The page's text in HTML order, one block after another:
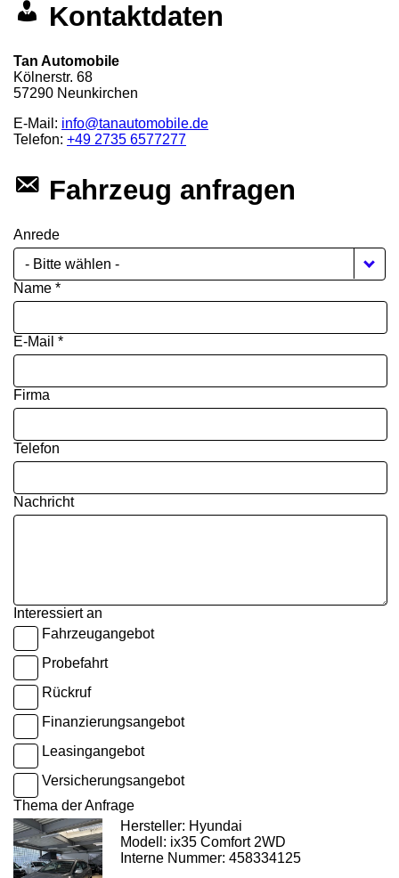
Kontaktdaten
Tan Automobile
Kölnerstr. 68
57290 Neunkirchen
E-Mail: info@tanautomobile.de
Telefon: +49 2735 6577277
Fahrzeug anfragen
Anrede
- Bitte wählen -
Name *
E-Mail *
Firma
Telefon
Nachricht
Interessiert an
Fahrzeugangebot
Probefahrt
Rückruf
Finanzierungsangebot
Leasingangebot
Versicherungsangebot
Thema der Anfrage
Hersteller: Hyundai
Modell: ix35 Comfort 2WD
Interne Nummer: 458334125